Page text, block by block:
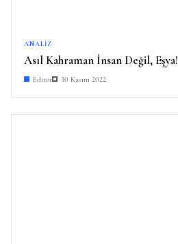
ANALIZ
Asıl Kahraman İnsan Değil, Eşya!
Editör 30 Kasım 2022